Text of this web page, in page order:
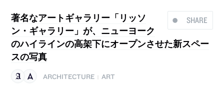
SHARE
著名なアートギャラリー「リッソ
ン・ギャラリー」が、ニューヨーク
のハイラインの高架下にオープンさせた新スペー
スの写真
ARCHITECTURE
ART